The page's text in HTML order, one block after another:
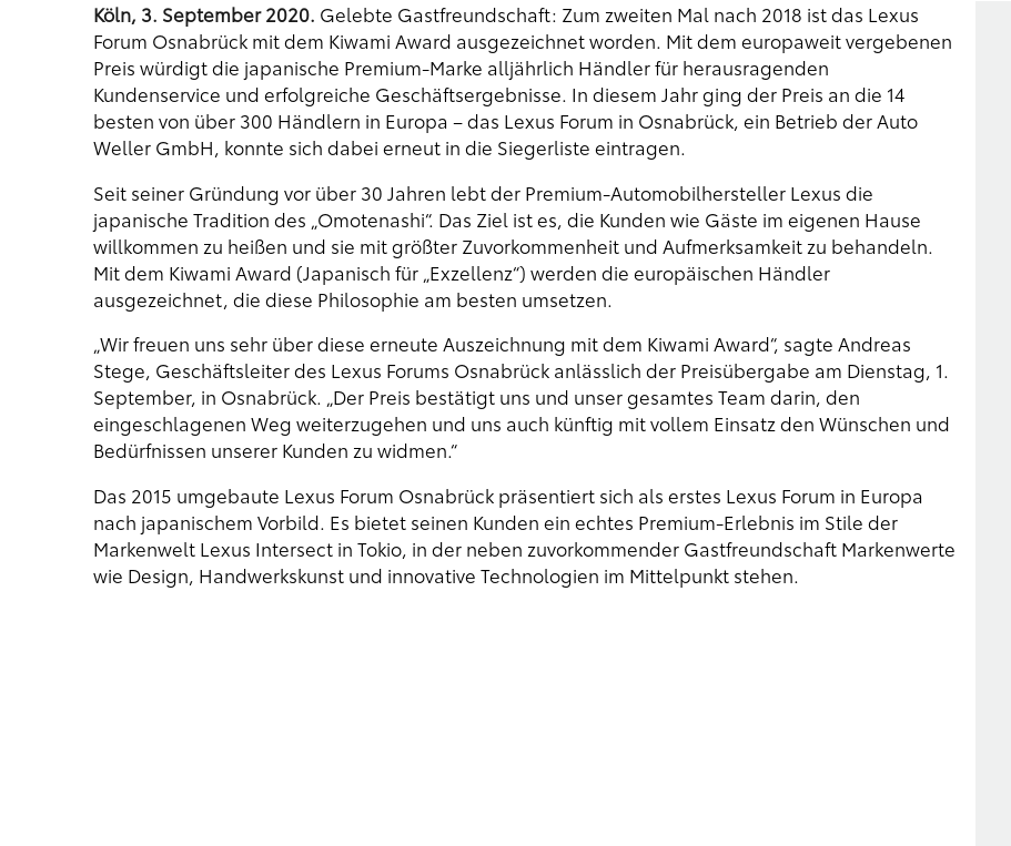
Köln, 3. September 2020. Gelebte Gastfreundschaft: Zum zweiten Mal nach 2018 ist das Lexus
Forum Osnabrück mit dem Kiwami Award ausgezeichnet worden. Mit dem europaweit vergebenen
Preis würdigt die japanische Premium-Marke alljährlich Händler für herausragenden
Kundenservice und erfolgreiche Geschäftsergebnisse. In diesem Jahr ging der Preis an die 14
besten von über 300 Händlern in Europa – das Lexus Forum in Osnabrück, ein Betrieb der Auto
Weller GmbH, konnte sich dabei erneut in die Siegerliste eintragen.
Seit seiner Gründung vor über 30 Jahren lebt der Premium-Automobilhersteller Lexus die
japanische Tradition des „Omotenashi“. Das Ziel ist es, die Kunden wie Gäste im eigenen Hause
willkommen zu heißen und sie mit größter Zuvorkommenheit und Aufmerksamkeit zu behandeln.
Mit dem Kiwami Award (Japanisch für „Exzellenz“) werden die europäischen Händler
ausgezeichnet, die diese Philosophie am besten umsetzen.
„Wir freuen uns sehr über diese erneute Auszeichnung mit dem Kiwami Award“, sagte Andreas
Stege, Geschäftsleiter des Lexus Forums Osnabrück anlässlich der Preisübergabe am Dienstag, 1.
September, in Osnabrück. „Der Preis bestätigt uns und unser gesamtes Team darin, den
eingeschlagenen Weg weiterzugehen und uns auch künftig mit vollem Einsatz den Wünschen und
Bedürfnissen unserer Kunden zu widmen.“
Das 2015 umgebaute Lexus Forum Osnabrück präsentiert sich als erstes Lexus Forum in Europa
nach japanischem Vorbild. Es bietet seinen Kunden ein echtes Premium-Erlebnis im Stile der
Markenwelt Lexus Intersect in Tokio, in der neben zuvorkommender Gastfreundschaft Markenwerte
wie Design, Handwerkskunst und innovative Technologien im Mittelpunkt stehen.